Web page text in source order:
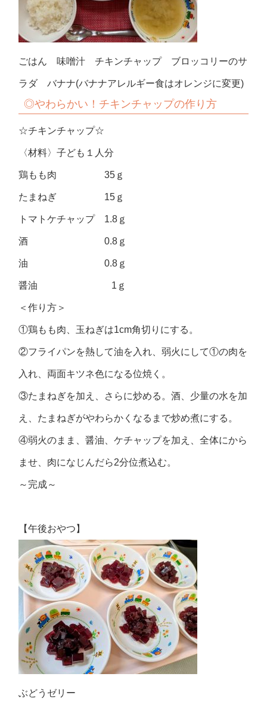
ごはん 味噌汁 チキンチャップ ブロッコリーのサ
ラダ バナナ(バナナアレルギー食はオレンジに変更)
◎やわらかい！チキンチャップの作り方
☆チキンチャップ☆
〈材料〉子ども１人分
鶏もも肉 35ｇ
たまねぎ 15ｇ
トマトケチャップ 1.8ｇ
酒 0.8ｇ
油 0.8ｇ
醤油 1ｇ
＜作り方＞
①鶏もも肉、玉ねぎは1cm角切りにする。
②フライパンを熱して油を入れ、弱火にして①の肉を
入れ、両面キツネ色になる位焼く。
③たまねぎを加え、さらに炒める。酒、少量の水を加
え、たまねぎがやわらかくなるまで炒め煮にする。
④弱火のまま、醤油、ケチャップを加え、全体にから
ませ、肉になじんだら2分位煮込む。
～完成～
【午後おやつ】
ぶどうゼリー